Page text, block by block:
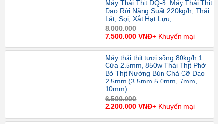
Máy Thái Thịt DQ-8. Máy Thái Thịt
Dao Rời Năng Suất 220kg/h, Thái
Lát, Sợi, Xắt Hạt Lựu,
8.000.000
7.500.000 VNĐ+ Khuyến mại
Máy thái thịt tươi sống 80kg/h 1
Cửa 2.5mm, 850w Thái Thịt Phở
Bò Thịt Nướng Bún Chả Cỡ Dao
2.5mm (3.5mm 5.0mm, 7mm,
10mm)
6.500.000
2.200.000 VNĐ+ Khuyến mại